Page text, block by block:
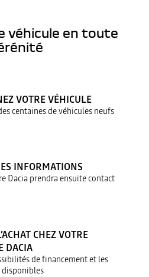
véhicule en toute
VOTRE VÉHICULE
centaines de véhicules neufs
INFORMATIONS
Dacia prendra ensuite contact
CHEZ VOTRE
DACIA
de financement et les
disponibles